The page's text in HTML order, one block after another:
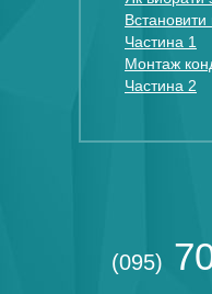
Встановити
Частина 1
Монтаж
Частина 2
(095)